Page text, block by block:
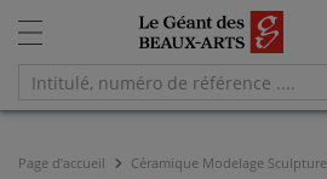
Page d'accueil Céramique Modelage Sculpture